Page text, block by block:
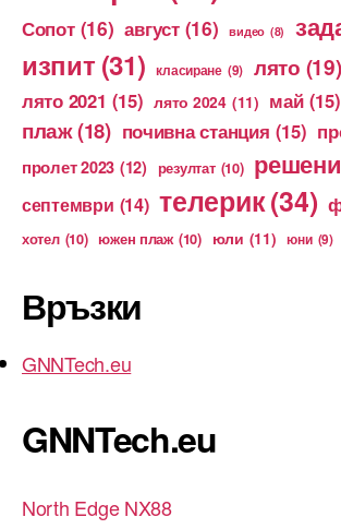
Сопот (16) август (16) видео (8)
изпит (31) класиране (9) лято (19)
лято 2021 (15) лято 2024 (11) май (15)
плаж(18) почивна станция (15)
пролет 2023 (12) резултат (10)
септември (14) телерик(34)
хотел (10) южен плаж (10) юли (11) юни (9)
Връзки
GNNTech.eu
GNNTech.eu
North Edge NX88